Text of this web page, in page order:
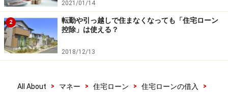
してもらうこともできますが、国税庁のサイトから確定
申告書をダウンロード（PDF印刷）するか、確定申告等
作成コーナーで申告書そのものを作成することもできま
す。
国税庁のホームページ「確定申告書等作成コーナー」で
2021/01/14
2
転勤や引っ越しで住まなくなっても「住宅ローン
控除」は使える？
2018/12/13
All About > マネー > 住宅ローン > 住宅ローンの借入
>